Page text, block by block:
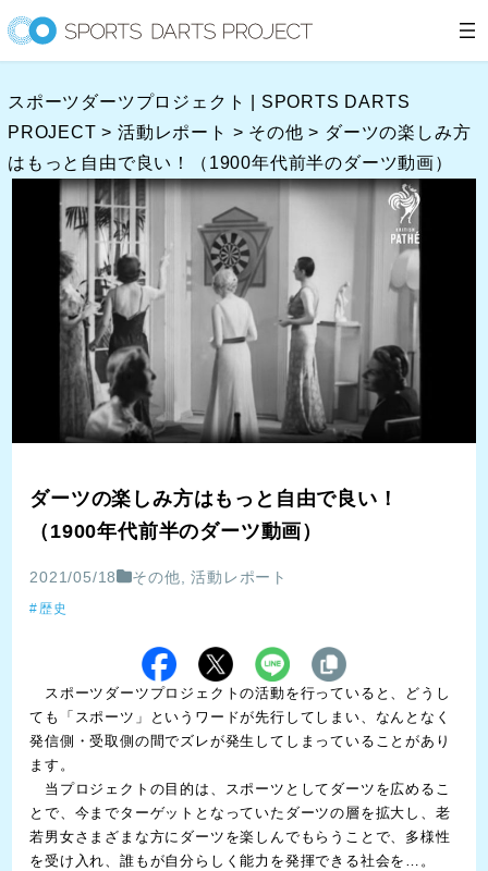
内
容
ス
キ
ッ
スポーツダーツプロジェクト | SPORTS DARTS
PROJECT >活動レポート > その他 > ダーツの楽しみ方
はもっと自由で良い！（1900年代前半のダーツ動画）
ダーツの楽しみ方はもっと自由で良い！
（1900年代前半のダーツ動画）
2021/05/18 その他,活動レポート
歴史
スポーツダーツプロジェクトの活動を行っていると、どうし
ても「スポーツ」というワードが先行してしまい、なんとなく
発信側・受取側の間でズレが発生してしまっていることがあり
ます。
当プロジェクトの目的は、スポーツとしてダーツを広めるこ
とで、今までターゲットとなっていたダーツの層を拡大し、老
若男女さまざまな方にダーツを楽しんでもらうことで、多様性
を受け入れ、誰もが自分らしく能力を発揮できる社会を…。